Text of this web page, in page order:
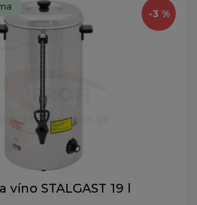
-3 %
víno STALGAST 19 l